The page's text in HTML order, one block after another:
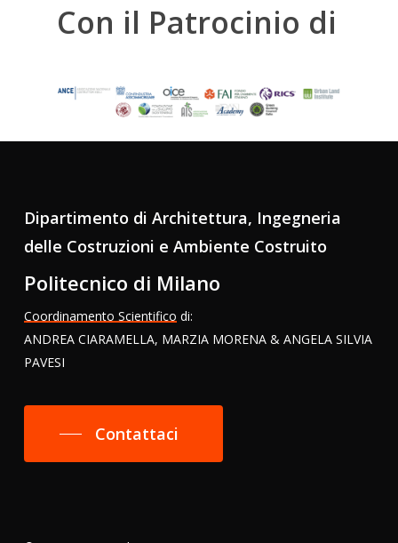
Con il Patrocinio di
Dipartimento di Architettura, Ingegneria
delle Costruzioni e Ambiente Costruito
Politecnico di Milano
Coordinamento Scientifico di:
ANDREA CIARAMELLA, MARZIA MORENA & ANGELA SILVIA
PAVESI
Contattaci